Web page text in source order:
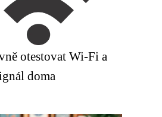
otestovat Wi-Fi a
doma